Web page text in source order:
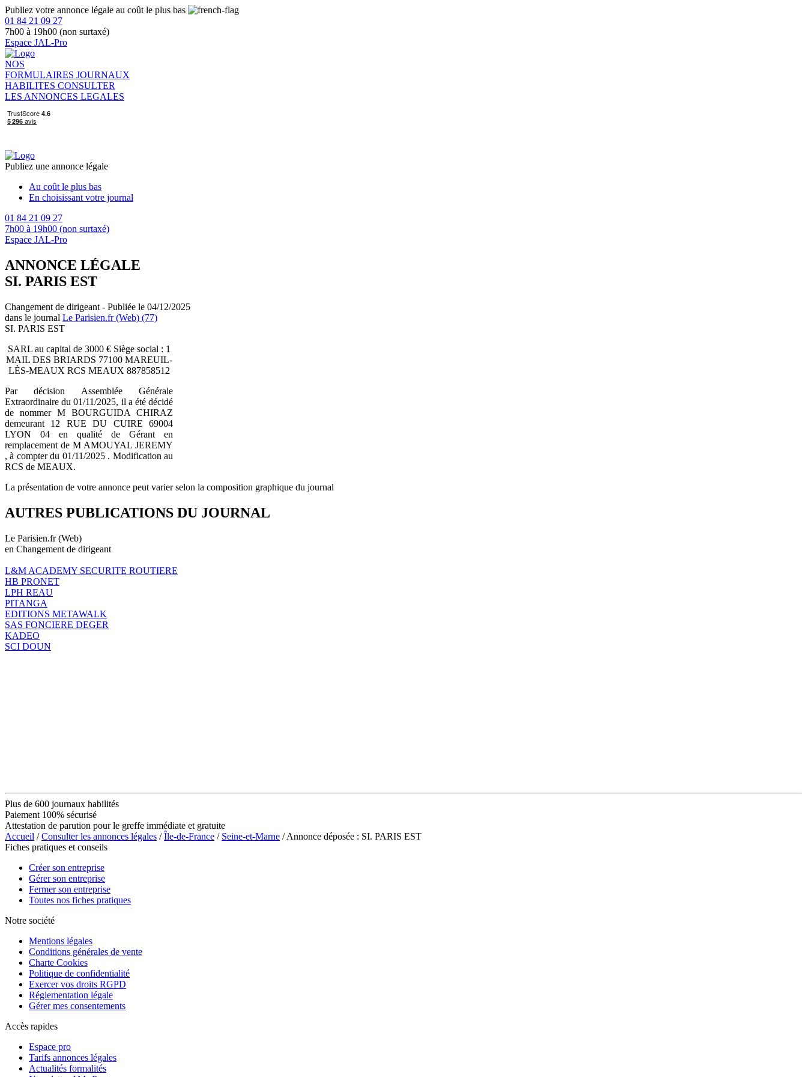
Publiez votre annonce légale au coût le plus bas
01 84 21 09 27
7h00 à 19h00 (non surtaxé)
Espace JAL-Pro
NOS
FORMULAIRES JOURNAUX
HABILITES CONSULTER
LES ANNONCES LEGALES
Publiez une annonce légale
Au coût le plus bas
En choisissant votre journal
01 84 21 09 27
7h00 à 19h00 (non surtaxé)
Espace JAL-Pro
ANNONCE LÉGALE
SI. PARIS EST
Changement de dirigeant - Publiée le 04/12/2025
dans le journal Le Parisien.fr (Web) (77)
SI. PARIS EST
SARL au capital de 3000 € Siège social : 1
MAIL DES BRIARDS 77100 MAREUIL-
LÈS-MEAUX RCS MEAUX 887858512
Par décision Assemblée Générale
Extraordinaire du 01/11/2025, il a été décidé
de nommer M BOURGUIDA CHIRAZ
demeurant 12 RUE DU CUIRE 69004
LYON 04 en qualité de Gérant en
remplacement de M AMOUYAL JEREMY
, à compter du 01/11/2025 . Modification au
RCS de MEAUX.
La présentation de votre annonce peut varier selon la composition graphique du journal
AUTRES PUBLICATIONS DU JOURNAL
Le Parisien.fr (Web)
en Changement de dirigeant
L&M ACADEMY SECURITE ROUTIERE
HB PRONET
LPH REAU
PITANGA
EDITIONS METAWALK
SAS FONCIERE DEGER
KADEO
SCI DOUN
Plus de 600 journaux habilités
Paiement 100% sécurisé
Attestation de parution pour le greffe immédiate et gratuite
Accueil /Consulter les annonces légales /Île-de-France / Seine-et-Marne / Annonce déposée : SI. PARIS EST
Fiches pratiques et conseils
Créer son entreprise
Gérer son entreprise
Fermer son entreprise
Toutes nos fiches pratiques
Notre société
Mentions légales
Conditions générales de vente
Charte Cookies
Politique de confidentialité
Exercer vos droits RGPD
Réglementation légale
Gérer mes consentements
Accès rapides
Espace pro
Tarifs annonces légales
Actualités formalités